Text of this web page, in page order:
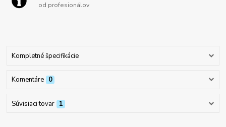
od profesionálov
Kompletné špecifikácie
Komentáre 0
Súvisiaci tovar 1